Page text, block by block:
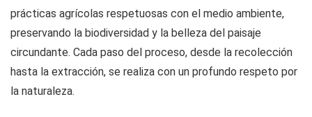
prácticas agrícolas respetuosas con el medio ambiente,
preservando la biodiversidad y la belleza del paisaje
circundante. Cada paso del proceso, desde la recolección
hasta la extracción, se realiza con un profundo respeto por
la naturaleza.